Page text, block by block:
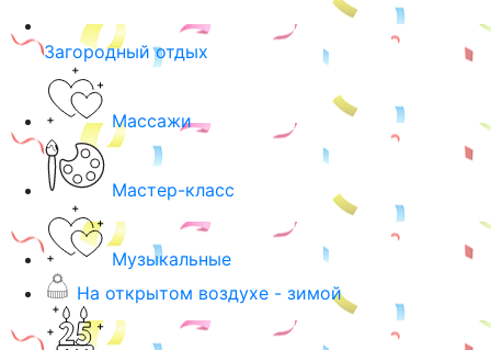
Загородный отдых
Массажи
Мастер-класс
Музыкальные
На открытом воздухе - зимой